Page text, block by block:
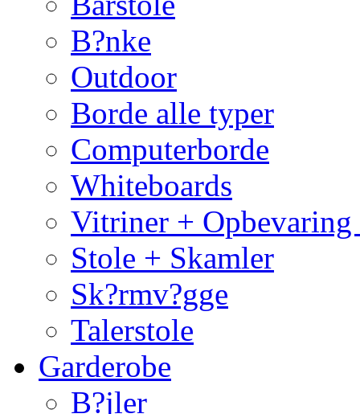
B?nke
Outdoor
Borde alle typer
Computerborde
Whiteboards
Vitriner +
Stole + Skamler
Sk?rmv?gge
Talerstole
Garderobe
B?jler